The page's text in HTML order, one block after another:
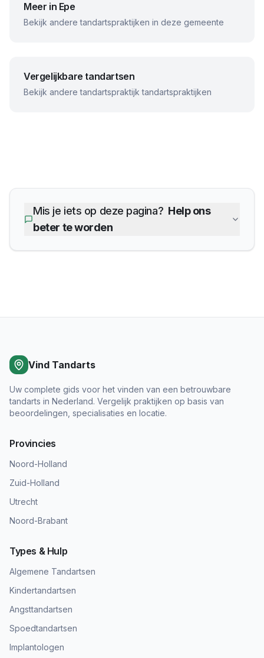
Meer in Epe
Bekijk andere tandartspraktijken in deze gemeente
Vergelijkbare tandartsen
Bekijk anderetandartspraktijk tandartspraktijken
Mis je iets op deze pagina? Help ons
beter te worden
Vind Tandarts
Uw complete gids voor het vinden van een betrouwbare
tandarts in Nederland. Vergelijk praktijken op basis van
beoordelingen, specialisaties en locatie.
Provincies
Noord-Holland
Zuid-Holland
Utrecht
Noord-Brabant
Types & Hulp
Algemene Tandartsen
Kindertandartsen
Angsttandartsen
Spoedtandartsen
Implantologen